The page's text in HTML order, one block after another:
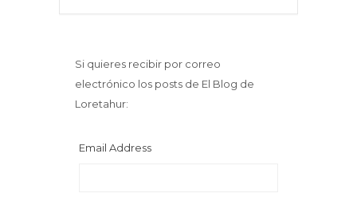
Si quieres recibir por correo
electrónico los posts de El Blog de
Loretahur:
Email Address